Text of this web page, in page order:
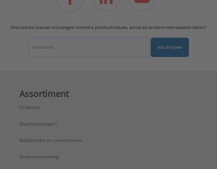
Ons laatste nieuws ontvangen omtrent productnieuws, acties en andere interessante zaken?
Inschrijven
Assortiment
CV-ketels
Warmtepompen
Radiatoren en convectoren
Vloerverwarming